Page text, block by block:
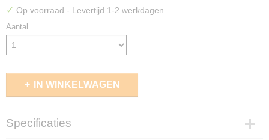
✓ Op voorraad - Levertijd 1-2 werkdagen
Aantal
IN WINKELWAGEN
Specificaties